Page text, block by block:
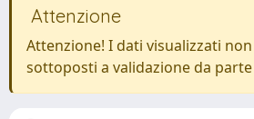
Attenzione
Attenzione! I dati visualizzati
sottoposti a validazione da